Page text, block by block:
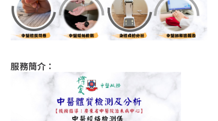
服務簡介：